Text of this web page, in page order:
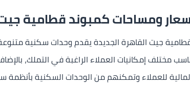
ومساحات كمبوند قطامية
جيت القاهرة الجديدة يقدم وحدات سكنية
مختلف إمكانيات العملاء الراغبة في التملك،
للعملاء وتمكنهم من الوحدات السكنية بأنظمة